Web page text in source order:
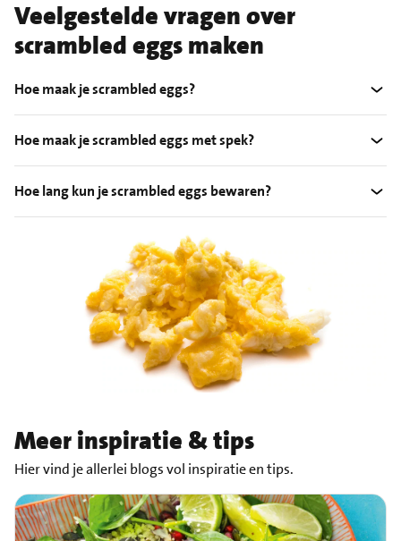
Veelgestelde vragen over
scrambled eggs maken
Hoe maak je scrambled eggs?
Hoe maak je scrambled eggs met spek?
Hoe lang kun je scrambled eggs bewaren?
Meer inspiratie & tips
Hier vind je allerlei blogs vol inspiratie en tips.